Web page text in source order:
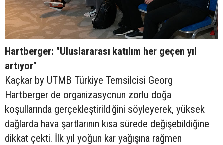
Hartberger: "Uluslararası katılım her geçen yıl
artıyor"
Kaçkar by UTMB Türkiye Temsilcisi Georg
Hartberger de organizasyonun zorlu doğa
koşullarında gerçekleştirildiğini söyleyerek, yüksek
dağlarda hava şartlarının kısa sürede değişebildiğine
dikkat çekti. İlk yıl yoğun kar yağışına rağmen